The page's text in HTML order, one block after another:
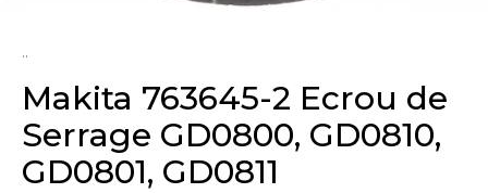
..
Makita 763645-2 Ecrou de
Serrage GD0800, GD0810,
GD0801, GD0811